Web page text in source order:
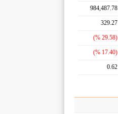
984,487.78
329.27
(29.58 %)
(17.40 %)
0.62